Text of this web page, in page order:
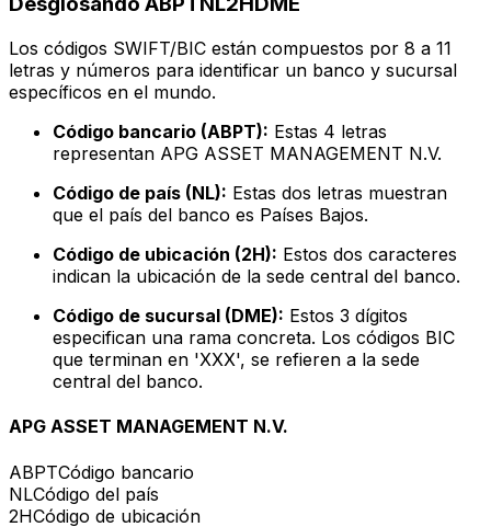
Los códigos SWIFT/BIC están compuestos por 8 a 11
letras y números para identificar un banco y sucursal
específicos en el mundo.
Código bancario (ABPT): Estas 4 letras
representan APG ASSET MANAGEMENT N.V.
Código de país (NL): Estas dos letras muestran
que el país del banco es Países Bajos.
Código de ubicación (2H): Estos dos caracteres
indican la ubicación de la sede central del banco.
Código de sucursal (DME): Estos 3 dígitos
especifican una rama concreta. Los códigos BIC
que terminan en 'XXX', se refieren a la sede
central del banco.
APG ASSET MANAGEMENT N.V.
ABPTCódigo bancario
NLCódigo del país
2HCódigo de ubicación